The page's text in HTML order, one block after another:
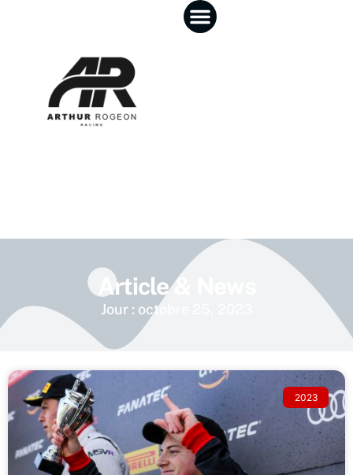
Article & News
Jour : octobre 25, 2023
2023